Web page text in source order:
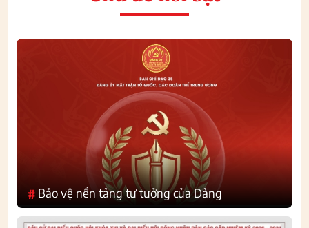
# Bảo vệ nền tảng tư tưởng của Đảng